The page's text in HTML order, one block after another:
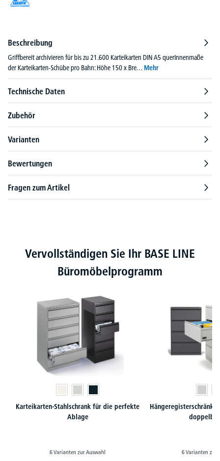
Beschreibung
Griffbereit archivieren für bis zu 21.600 Karteikarten DIN A5 querInnenmaße
der Karteikarten-Schübe pro Bahn: Höhe 150 x Bre… Mehr
Technische Daten
Zubehör
Varianten
Bewertungen
Fragen zum Artikel
Produktgalerie überspringen
Vervollständigen Sie Ihr BASE LINE
Büromöbelprogramm
Karteikarten-Stahlschrank für die perfekte
Ablage
6 Varianten zur Auswahl
Hängeregisterschränke
6 Varianten zur